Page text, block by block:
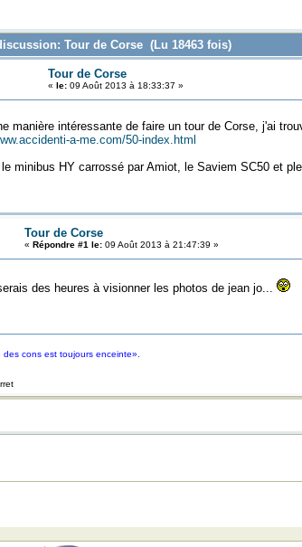
Tour de Corse (Lu 18463 fois)
Tour de Corse
« le:09 Août 2013 à 18:33:37 »
manière intéressante de faire un tour de Corse, j'ai
a-me.com/50-index.html
minibus HY carrossé par Amiot, le Saviem SC50 et
Tour de Corse
« Répondre #1 le:09 Août 2013 à 21:47:39 »
des heures à visionner les photos de jean jo...
des cons est toujours enceinte».